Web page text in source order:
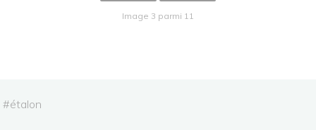
Image 3 parmi 11
#étalon